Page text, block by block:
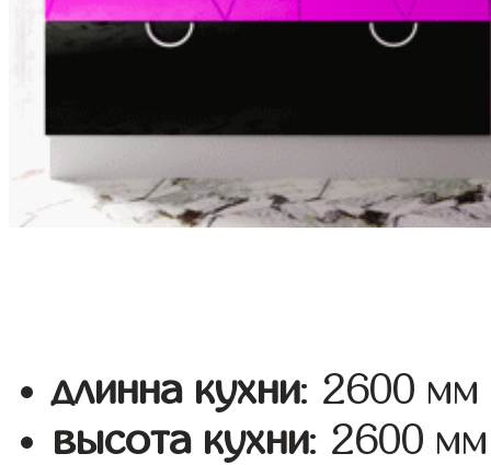
длинна кухни: 2600 мм
высота кухни: 2600 мм